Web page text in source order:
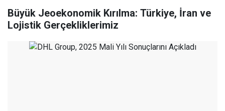
Büyük Jeoekonomik Kırılma: Türkiye, İran ve
Lojistik Gerçekliklerimiz